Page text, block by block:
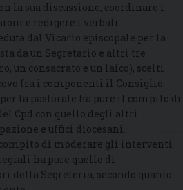
la sua discussione, coordinare i
e redigere i verbali.
dal Vicario episcopale per la
da un Segretario e altri tre
un consacrato e un laico), scelti
fra i componenti il Consiglio.
la pastorale ha pure il compito di
Cpd con quello degli altri
e uffici diocesani.
di moderare gli interventi
ha pure quello di
della Segreteria, secondo quanto